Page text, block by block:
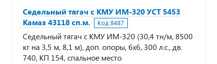
Седельный тягач с КМУ ИМ-320 УСТ 5453
Камаз 43118 сп.м.
Код:8487
Седельный тягач с КМУ ИМ-320 (30,4 тн/м, 8500
кг на 3,5 м, 8,1 м), доп. опоры, 6х6, 300 л.с., дв.
740, КП 154, спальное место